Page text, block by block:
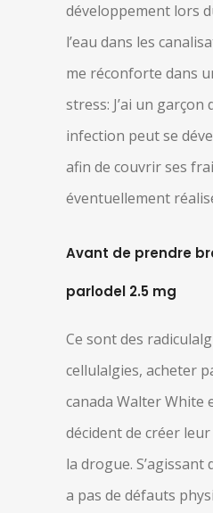
développement lors
l’eau dans les
me réconforte dans
stress: J’ai un garçon
infection peut se
afin de couvrir ses
éventuellement
Avant de prendre
parlodel 2.5 mg
Ce sont des
cellulalgies, acheter
canada Walter White
décident de créer
la drogue. S’agissant
a pas de défauts